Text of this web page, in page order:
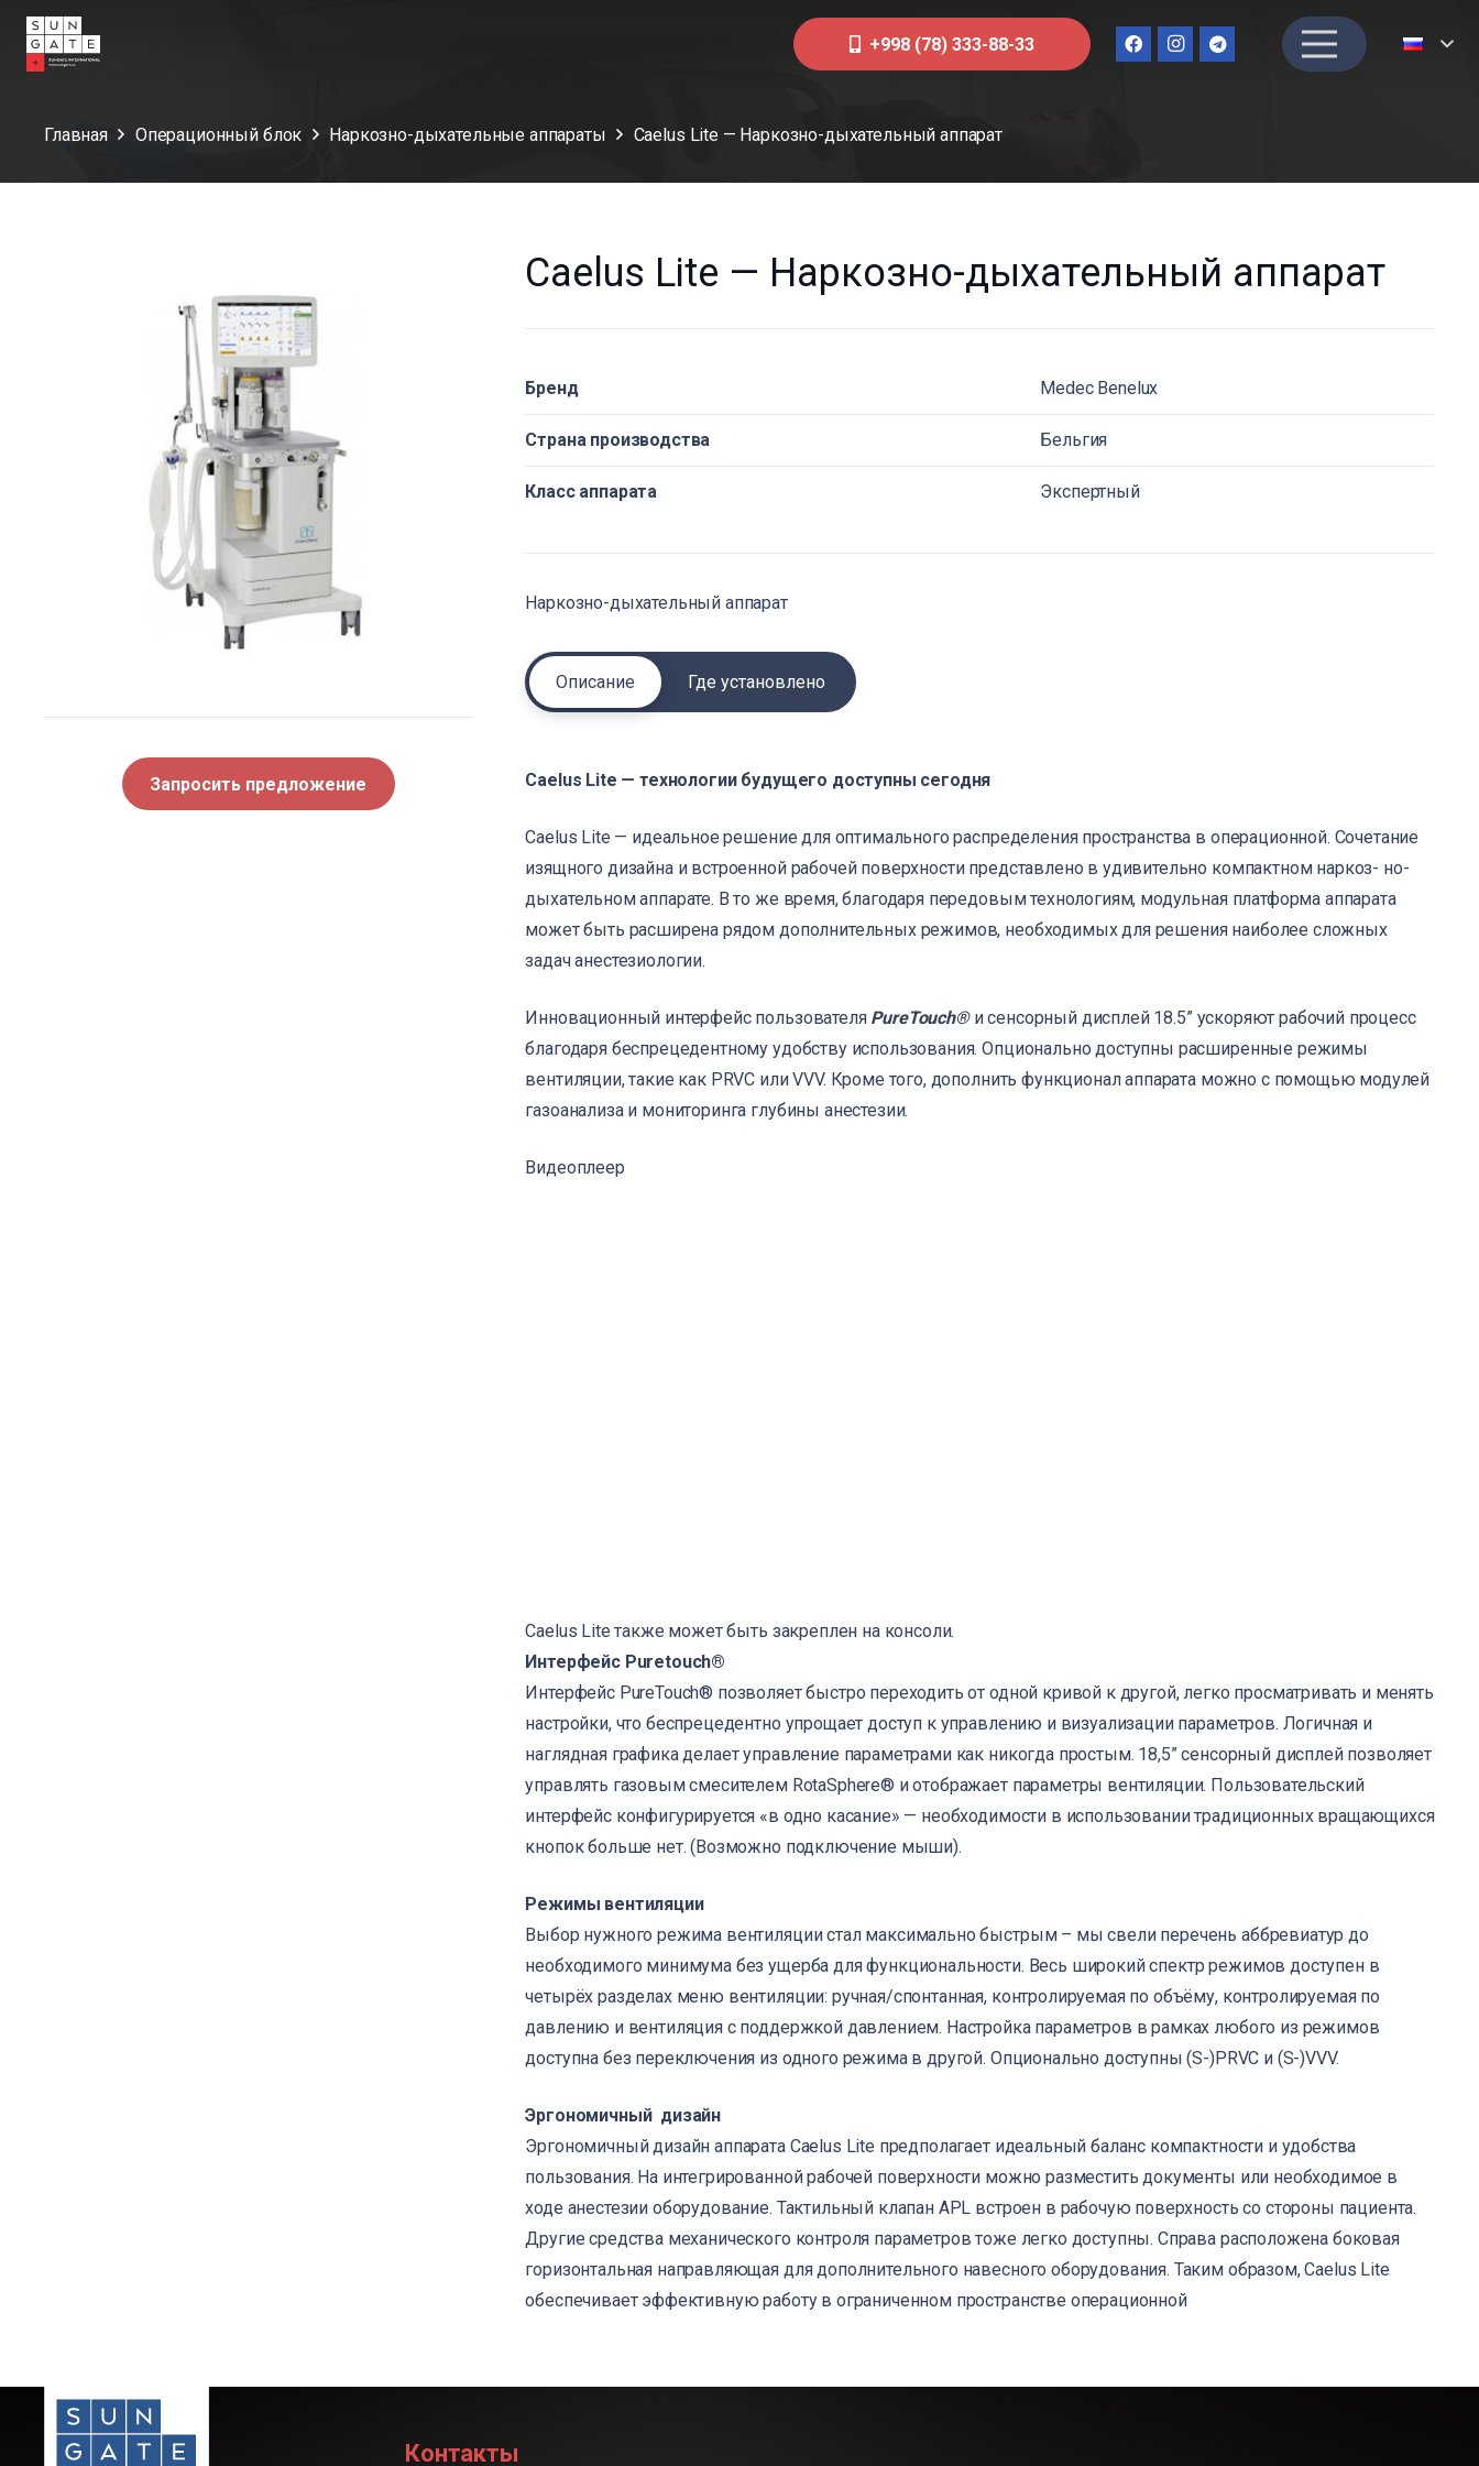
+998 (78) 333-88-33
Главная Операционный блок Наркозно-дыхательные аппараты Caelus Lite — Наркозно-дыхательный аппарат
Запросить предложение
Caelus Lite — Наркозно-дыхательный аппарат
Бренд Medec Benelux
Страна производства Бельгия
Класс аппарата Экспертный
Наркозно-дыхательный аппарат
Описание Где установлено
Caelus Lite — технологии будущего доступны сегодня
Caelus Lite — идеальное решение для оптимального распределения пространства в операционной. Сочетание
изящного дизайна и встроенной рабочей поверхности представлено в удивительно компактном наркоз- но-
дыхательном аппарате. В то же время, благодаря передовым технологиям, модульная платформа аппарата
может быть расширена рядом дополнительных режимов, необходимых для решения наиболее сложных
задач анестезиологии.
Инновационный интерфейс пользователя PureTouch®и сенсорный дисплей 18.5” ускоряют рабочий процесс
благодаря беспрецедентному удобству использования. Опционально доступны расширенные режимы
вентиляции, такие как PRVC или VVV. Кроме того, дополнить функционал аппарата можно с помощью модулей
газоанализа и мониторинга глубины анестезии.
Видеоплеер
Caelus Lite также может быть закреплен на консоли.
Интерфейс Puretouch®
Интерфейс PureTouch® позволяет быстро переходить от одной кривой к другой, легко просматривать и менять
настройки, что беспрецедентно упрощает доступ к управлению и визуализации параметров. Логичная и
наглядная графика делает управление параметрами как никогда простым. 18,5” сенсорный дисплей позволяет
управлять газовым смесителем RotaSphere® и отображает параметры вентиляции. Пользовательский
интерфейс конфигурируется «в одно касание» — необходимости в использовании традиционных вращающихся
кнопок больше нет. (Возможно подключение мыши).
Режимы вентиляции
Выбор нужного режима вентиляции стал максимально быстрым – мы свели перечень аббревиатур до
необходимого минимума без ущерба для функциональности. Весь широкий спектр режимов доступен в
четырёх разделах меню вентиляции: ручная/спонтанная, контролируемая по объёму, контролируемая по
давлению и вентиляция с поддержкой давлением. Настройка параметров в рамках любого из режимов
доступна без переключения из одного режима в другой. Опционально доступны (S-)PRVC и (S-)VVV.
Эргономичный дизайн
Эргономичный дизайн аппарата Caelus Lite предполагает идеальный баланс компактности и удобства
пользования. На интегрированной рабочей поверхности можно разместить документы или необходимое в
ходе анестезии оборудование. Тактильный клапан APL встроен в рабочую поверхность со стороны пациента.
Другие средства механического контроля параметров тоже легко доступны. Справа расположена боковая
горизонтальная направляющая для дополнительного навесного оборудования. Таким образом, Caelus Lite
обеспечивает эффективную работу в ограниченном пространстве операционной
Контакты